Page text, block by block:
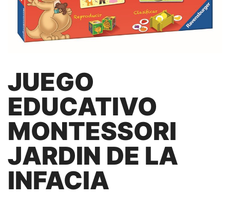
JUEGO
EDUCATIVO
MONTESSORI
JARDIN DE LA
INFACIA